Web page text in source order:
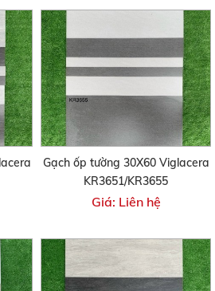
Gạch ốp tường 30X60 Viglacera
KR3651/KR3655
Giá: Liên hệ